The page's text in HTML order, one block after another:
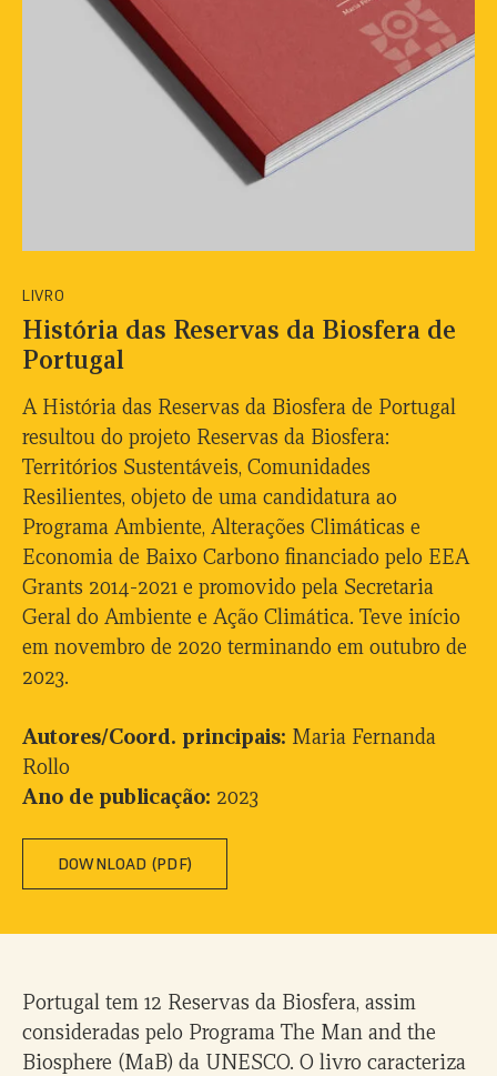
LIVRO
História das Reservas da Biosfera de
Portugal
A História das Reservas da Biosfera de Portugal
resultou do projeto Reservas da Biosfera:
Territórios Sustentáveis, Comunidades
Resilientes, objeto de uma candidatura ao
Programa Ambiente, Alterações Climáticas e
Economia de Baixo Carbono financiado pelo EEA
Grants 2014-2021 e promovido pela Secretaria
Geral do Ambiente e Ação Climática. Teve início
em novembro de 2020 terminando em outubro de
2023.
Autores/Coord. principais: Maria Fernanda
Rollo
Ano de publicação: 2023
DOWNLOAD (PDF)
Portugal tem 12 Reservas da Biosfera, assim
consideradas pelo Programa The Man and the
Biosphere (MaB) da UNESCO. O livro caracteriza